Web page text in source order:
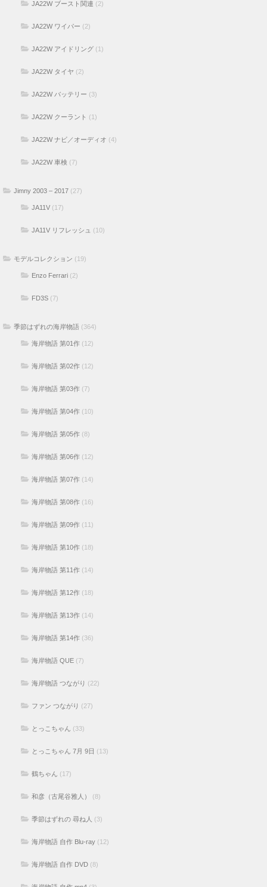
JA22W ブースト関連 (2)
JA22W ワイパー (2)
JA22W アイドリング (1)
JA22W タイヤ (2)
JA22W バッテリー (3)
JA22W クーラント (1)
JA22W ナビ／オーディオ (4)
JA22W 車検 (7)
Jimny 2003 – 2017 (27)
JA11V (17)
JA11V リフレッシュ (10)
モデルコレクション (19)
Enzo Ferrari (2)
FD3S (7)
季節はずれの海岸物語 (364)
海岸物語 第01作 (12)
海岸物語 第02作 (12)
海岸物語 第03作 (7)
海岸物語 第04作 (10)
海岸物語 第05作 (8)
海岸物語 第06作 (12)
海岸物語 第07作 (14)
海岸物語 第08作 (16)
海岸物語 第09作 (11)
海岸物語 第10作 (18)
海岸物語 第11作 (14)
海岸物語 第12作 (18)
海岸物語 第13作 (14)
海岸物語 第14作 (36)
海岸物語 QUE (7)
海岸物語 つながり (22)
ファン つながり (27)
とっこちゃん (33)
とっこちゃん 7月 9日 (13)
鶴ちゃん (17)
和彦（古尾谷雅人） (8)
季節はずれの 尋ね人 (3)
海岸物語 自作 Blu-ray (12)
海岸物語 自作 DVD (8)